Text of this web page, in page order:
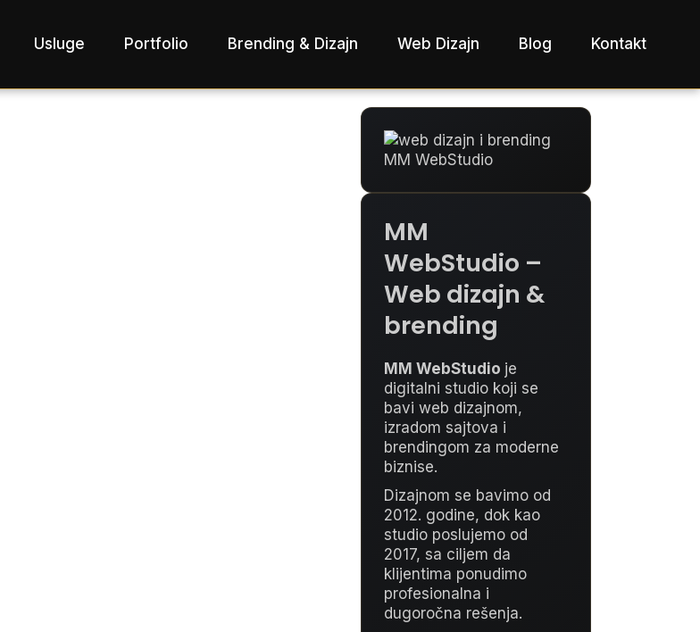
Usluge Portfolio Brending & Dizajn Web Dizajn Blog Kontakt
MM
WebStudio –
Web dizajn &
brending
MM WebStudio je
digitalni studio koji se
bavi web dizajnom,
izradom sajtova i
brendingom za moderne
biznise.
Dizajnom se bavimo od
2012. godine, dok kao
studio poslujemo od
2017, sa ciljem da
klijentima ponudimo
profesionalna i
dugoročna rešenja.